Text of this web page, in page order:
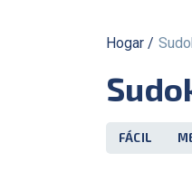
Hogar
FÁCIL